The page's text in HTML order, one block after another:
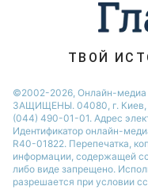
Виталий
ТВОЙ
©2002-2026, Онлайн-медиа
ЗАЩИЩЕНЫ. 04080, г. Киев,
(044) 490-01-01. Адрес
Идентификатор онлайн-
R40-01822. Перепечатка,
информации, содержащей
либо виде запрещено.
разрешается при условии